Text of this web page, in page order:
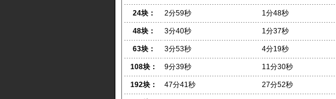
24块： 2分59秒 1分48秒
48块： 3分40秒 1分37秒
63块： 3分53秒 4分19秒
108块： 9分39秒 11分30秒
192块： 47分41秒 27分52秒